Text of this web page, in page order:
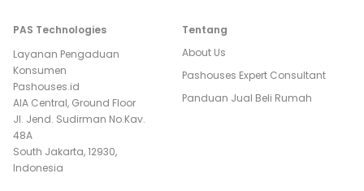
PAS Technologies
Layanan Pengaduan
Konsumen
Pashouses.id
AIA Central, Ground Floor
Jl. Jend. Sudirman No.Kav.
48A
South Jakarta, 12930,
Indonesia
Tentang
About Us
Pashouses Expert Consultant
Panduan Jual Beli Rumah